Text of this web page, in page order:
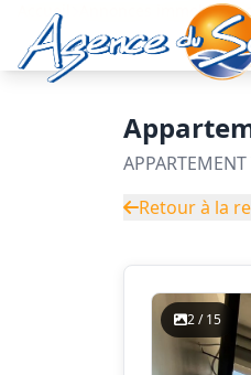
Aller au contenu principal
Accueil Annonces immobilières
Retour à la
2 / 15